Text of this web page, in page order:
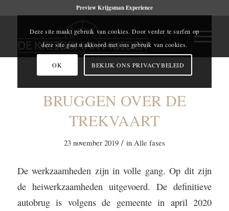
Preview Krijgsman Experience
BRUGGEN OVER DE
TREKVAART
23 november 2019 / in Alle fases
De werkzaamheden zijn in volle gang. Op dit zijn
de heiwerkzaamheden uitgevoerd. De definitieve
autobrug is volgens de gemeente in april 2020
Deze site maakt gebruik van cookies. Door verder te surfen op
deze site gaat u akkoord met ons gebruik van cookies.
OK BEKIJK ONS PRIVACYBELEID